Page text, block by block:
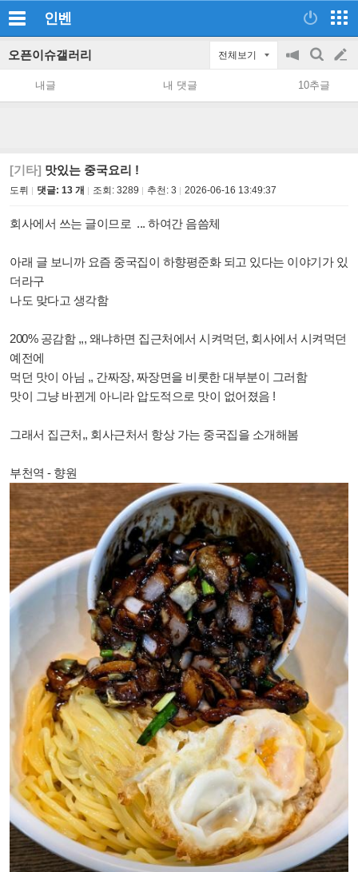
인벤
오픈이슈갤러리 전체보기
공
지
on/off
검
색
글
쓰
내글 내 댓글 10추글
[기타] 맛있는 중국요리 !
도뤼 댓글: 13 개 조회: 3289 추천: 3 2026-06-16 13:49:37
회사에서 쓰는 글이므로 ... 하여간 음씀체
아래 글 보니까 요즘 중국집이 하향평준화 되고 있다는 이야기가 있
더라구
나도 맞다고 생각함
200% 공감함 ,,, 왜냐하면 집근처에서 시켜먹던, 회사에서 시켜먹던
예전에
먹던 맛이 아님 ,, 간짜장, 짜장면을 비롯한 대부분이 그러함
맛이 그냥 바뀐게 아니라 압도적으로 맛이 없어졌음 !
그래서 집근처,, 회사근처서 항상 가는 중국집을 소개해봄
부천역 - 향원